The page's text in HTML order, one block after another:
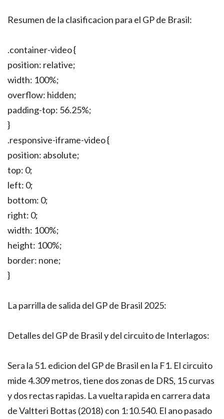
Resumen de la clasificacion para el GP de Brasil:
.container-video {
position: relative;
width: 100%;
overflow: hidden;
padding-top: 56.25%;
}
.responsive-iframe-video {
position: absolute;
top: 0;
left: 0;
bottom: 0;
right: 0;
width: 100%;
height: 100%;
border: none;
}
La parrilla de salida del GP de Brasil 2025:
Detalles del GP de Brasil y del circuito de Interlagos:
Sera la 51. edicion del GP de Brasil en la F1. El circuito
mide 4.309 metros, tiene dos zonas de DRS, 15 curvas
y dos rectas rapidas. La vuelta rapida en carrera data
de Valtteri Bottas (2018) con 1:10.540. El ano pasado